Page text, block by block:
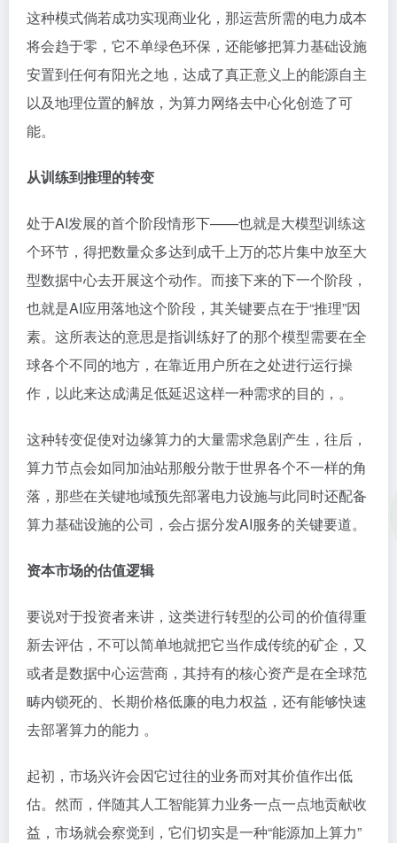
这种模式倘若成功实现商业化，那运营所需的电力成本
将会趋于零，它不单绿色环保，还能够把算力基础设施
安置到任何有阳光之地，达成了真正意义上的能源自主
以及地理位置的解放，为算力网络去中心化创造了可
能。
从训练到推理的转变
处于AI发展的首个阶段情形下——也就是大模型训练这
个环节，得把数量众多达到成千上万的芯片集中放至大
型数据中心去开展这个动作。而接下来的下一个阶段，
也就是AI应用落地这个阶段，其关键要点在于“推理”因
素。这所表达的意思是指训练好了的那个模型需要在全
球各个不同的地方，在靠近用户所在之处进行运行操
作，以此来达成满足低延迟这样一种需求的目的，。
这种转变促使对边缘算力的大量需求急剧产生，往后，
算力节点会如同加油站那般分散于世界各个不一样的角
落，那些在关键地域预先部署电力设施与此同时还配备
算力基础设施的公司，会占据分发AI服务的关键要道。
资本市场的估值逻辑
要说对于投资者来讲，这类进行转型的公司的价值得重
新去评估，不可以简单地就把它当作成传统的矿企，又
或者是数据中心运营商，其持有的核心资产是在全球范
畴内锁死的、长期价格低廉的电力权益，还有能够快速
去部署算力的能力 。
起初，市场兴许会因它过往的业务而对其价值作出低
估。然而，伴随其人工智能算力业务一点一点地贡献收
益，市场就会察觉到，它们切实是一种“能源加上算力”